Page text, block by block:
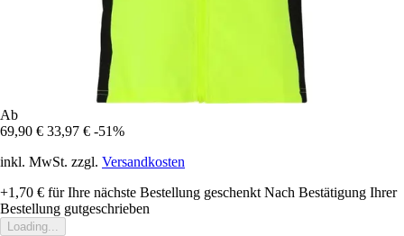
Ab
69,90 € 33,97 € -51%
inkl. MwSt. zzgl. Versandkosten
+1,70 € für Ihre nächste Bestellung geschenkt Nach Bestätigung Ihrer
Bestellung gutgeschrieben
Loading...